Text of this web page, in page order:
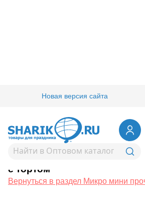
Новая версия сайта
Товары для праздника/ Оптовый
М/ФИГУРА Капибара в колпаке с тортом
1206-1676К М/ФИГУРА
с тортом
Вернуться в раздел Микро мини